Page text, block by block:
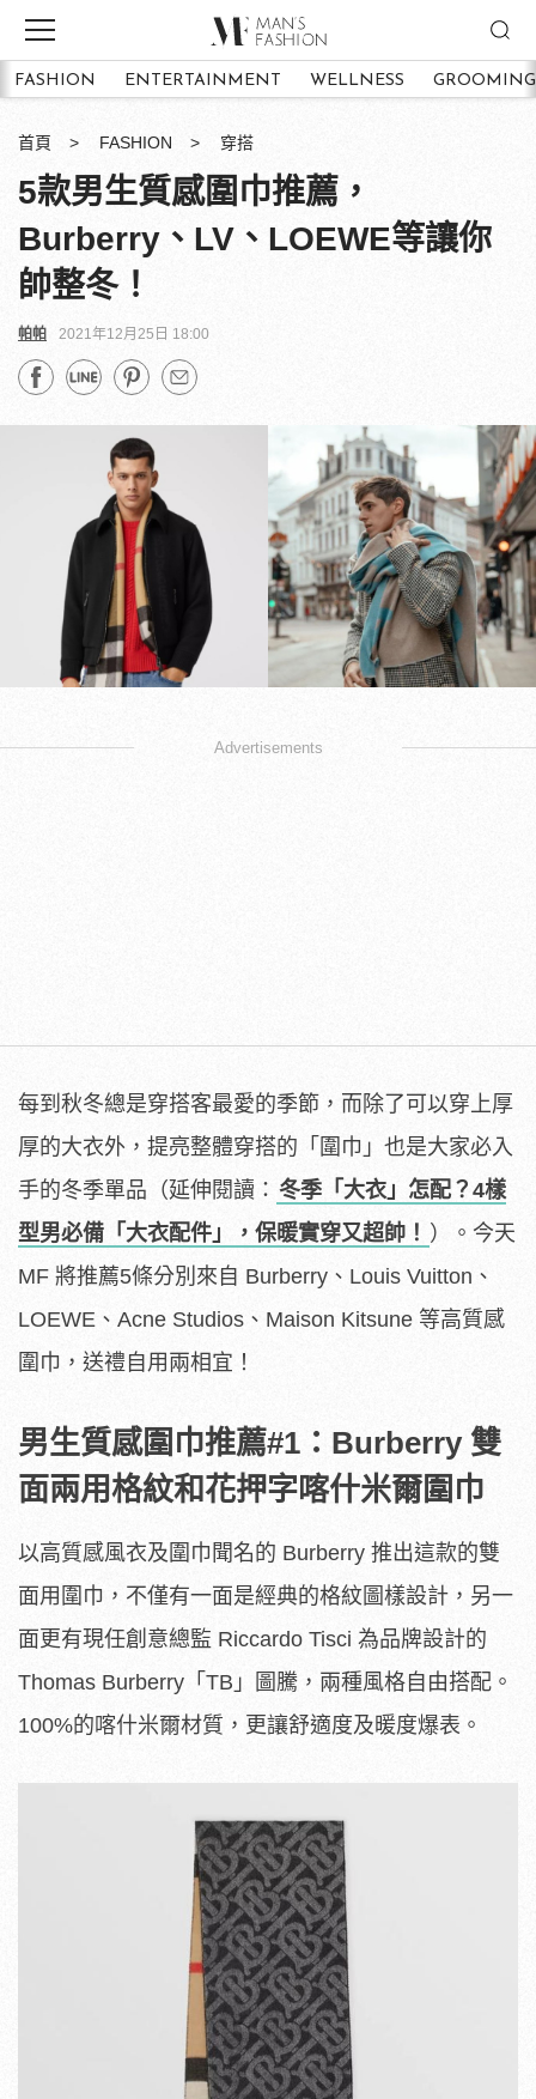
FASHION ENTERTAINMENT WELLNESS GROOMING
首頁 FASHION 穿搭
5款男生質感圍巾推薦，
Burberry、LV、LOEWE等讓你
帥整冬！
帕帕 2021年12月25日 18:00
Advertisements
每到秋冬總是穿搭客最愛的季節，而除了可以穿上厚
厚的大衣外，提亮整體穿搭的「圍巾」也是大家必入
手的冬季單品（延伸閱讀： 冬季「大衣」怎配？4樣
型男必備「大衣配件」，保暖實穿又超帥！ ）。今天
MF 將推薦5條分別來自 Burberry、Louis Vuitton、
LOEWE、Acne Studios、Maison Kitsune 等高質感
圍巾，送禮自用兩相宜！
男生質感圍巾推薦#1：Burberry 雙
面兩用格紋和花押字喀什米爾圍巾
以高質感風衣及圍巾聞名的 Burberry 推出這款的雙
面用圍巾，不僅有一面是經典的格紋圖樣設計，另一
面更有現任創意總監 Riccardo Tisci 為品牌設計的
Thomas Burberry「TB」圖騰，兩種風格自由搭配。
100%的喀什米爾材質，更讓舒適度及暖度爆表。